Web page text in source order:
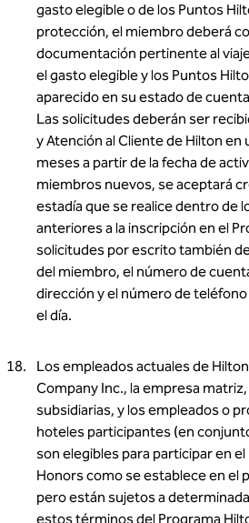
gasto elegible o de los Puntos
protección, el miembro deberá
documentación pertinente al
el gasto elegible y los Puntos
aparecido en su estado de
Las solicitudes deberán ser
y Atención al Cliente de Hilton en
meses a partir de la fecha de
miembros nuevos, se aceptará
estadía que se realice dentro de
anteriores a la inscripción en el
solicitudes por escrito también
del miembro, el número de
dirección y el número de
el día.
Los empleados actuales de
Company Inc., la empresa
subsidiarias, y los empleados o
hoteles participantes (en
son elegibles para participar en
Honors como se establece en el
pero están sujetos a
estos términos del Programa